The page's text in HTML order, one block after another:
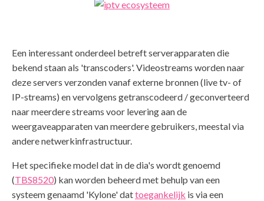
Een interessant onderdeel betreft serverapparaten die
bekend staan als 'transcoders'. Videostreams worden naar
deze servers verzonden vanaf externe bronnen (live tv- of
IP-streams) en vervolgens getranscodeerd / geconverteerd
naar meerdere streams voor levering aan de
weergaveapparaten van meerdere gebruikers, meestal via
andere netwerkinfrastructuur.
Het specifieke model dat in de dia's wordt genoemd
(TBS8520) kan worden beheerd met behulp van een
systeem genaamd 'Kylone' dattoegankelijk is via een